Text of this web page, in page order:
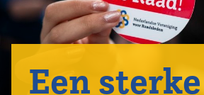
Een